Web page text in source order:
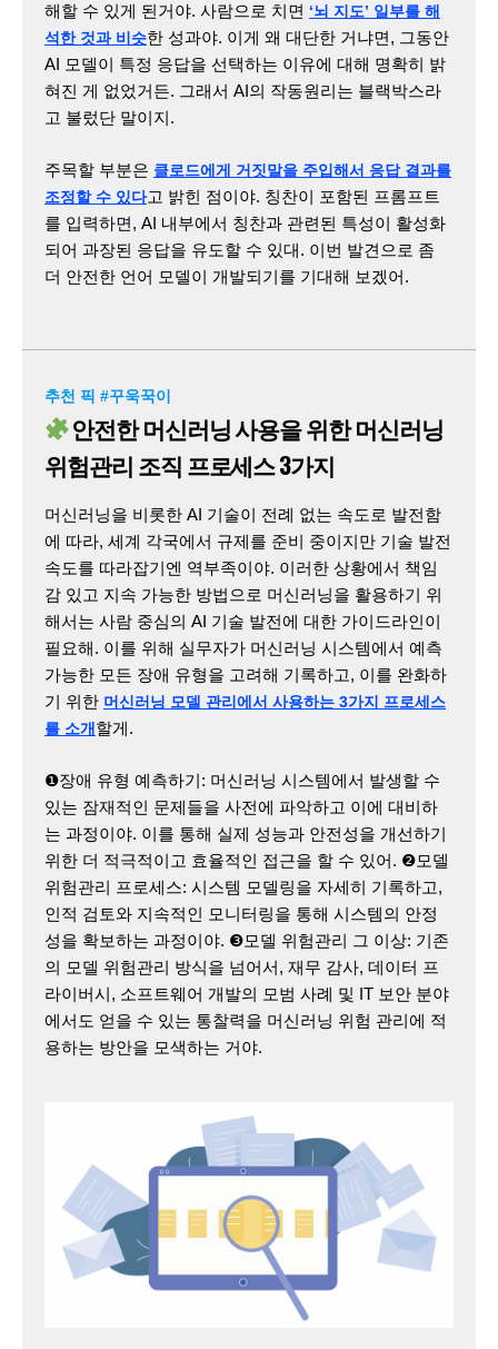
해할 수 있게 된거야. 사람으로 치면 ‘뇌 지도’ 일부를 해
석한 것과 비슷한 성과야. 이게 왜 대단한 거냐면, 그동안
AI 모델이 특정 응답을 선택하는 이유에 대해 명확히 밝
혀진 게 없었거든. 그래서 AI의 작동원리는 블랙박스라
고 불렀단 말이지.
주목할 부분은 클로드에게 거짓말을 주입해서 응답 결과를
조정할 수 있다고 밝힌 점이야. 칭찬이 포함된 프롬프트
를 입력하면, AI 내부에서 칭찬과 관련된 특성이 활성화
되어 과장된 응답을 유도할 수 있대. 이번 발견으로 좀
더 안전한 언어 모델이 개발되기를 기대해 보겠어.
추천 픽 #꾸욱꾹이
안전한 머신러닝 사용을 위한 머신러닝
위험관리 조직 프로세스 3가지
머신러닝을 비롯한 AI 기술이 전례 없는 속도로 발전함
에 따라, 세계 각국에서 규제를 준비 중이지만 기술 발전
속도를 따라잡기엔 역부족이야. 이러한 상황에서 책임
감 있고 지속 가능한 방법으로 머신러닝을 활용하기 위
해서는 사람 중심의 AI 기술 발전에 대한 가이드라인이
필요해. 이를 위해 실무자가 머신러닝 시스템에서 예측
가능한 모든 장애 유형을 고려해 기록하고, 이를 완화하
기 위한 머신러닝 모델 관리에서 사용하는 3가지 프로세스
를 소개 할게.
❶장애 유형 예측하기: 머신러닝 시스템에서 발생할 수
있는 잠재적인 문제들을 사전에 파악하고 이에 대비하
는 과정이야. 이를 통해 실제 성능과 안전성을 개선하기
위한 더 적극적이고 효율적인 접근을 할 수 있어. ❷모델
위험관리 프로세스: 시스템 모델링을 자세히 기록하고,
인적 검토와 지속적인 모니터링을 통해 시스템의 안정
성을 확보하는 과정이야. ❸모델 위험관리 그 이상: 기존
의 모델 위험관리 방식을 넘어서, 재무 감사, 데이터 프
라이버시, 소프트웨어 개발의 모범 사례 및 IT 보안 분야
에서도 얻을 수 있는 통찰력을 머신러닝 위험 관리에 적
용하는 방안을 모색하는 거야.